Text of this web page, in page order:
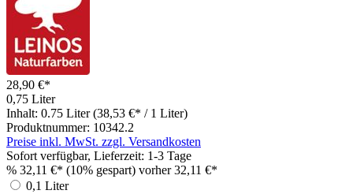
28,90 €*
0,75 Liter
Inhalt: 0.75 Liter (38,53 €* / 1 Liter)
Produktnummer: 10342.2
Preise inkl. MwSt. zzgl. Versandkosten
Sofort verfügbar, Lieferzeit: 1-3 Tage
% 32,11 €* (10% gespart) vorher 32,11 €*
0,1 Liter